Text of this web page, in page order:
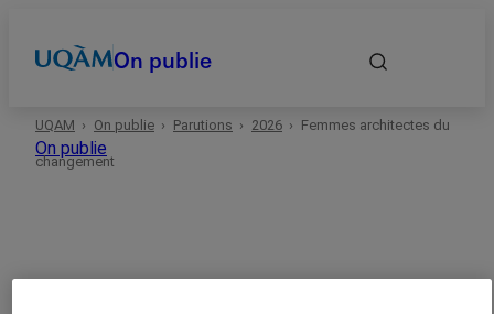
Accueil
Date
On publie
UQAM On publie Parutions 2026 Femmes architectes du
changement
On publie